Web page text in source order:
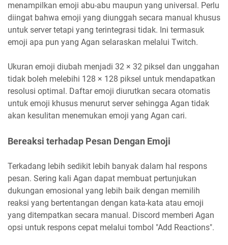
menampilkan emoji abu-abu maupun yang universal. Perlu
diingat bahwa emoji yang diunggah secara manual khusus
untuk server tetapi yang terintegrasi tidak. Ini termasuk
emoji apa pun yang Agan selaraskan melalui Twitch.
Ukuran emoji diubah menjadi 32 × 32 piksel dan unggahan
tidak boleh melebihi 128 × 128 piksel untuk mendapatkan
resolusi optimal. Daftar emoji diurutkan secara otomatis
untuk emoji khusus menurut server sehingga Agan tidak
akan kesulitan menemukan emoji yang Agan cari.
Bereaksi terhadap Pesan Dengan Emoji
Terkadang lebih sedikit lebih banyak dalam hal respons
pesan. Sering kali Agan dapat membuat pertunjukan
dukungan emosional yang lebih baik dengan memilih
reaksi yang bertentangan dengan kata-kata atau emoji
yang ditempatkan secara manual. Discord memberi Agan
opsi untuk respons cepat melalui tombol "Add Reactions".